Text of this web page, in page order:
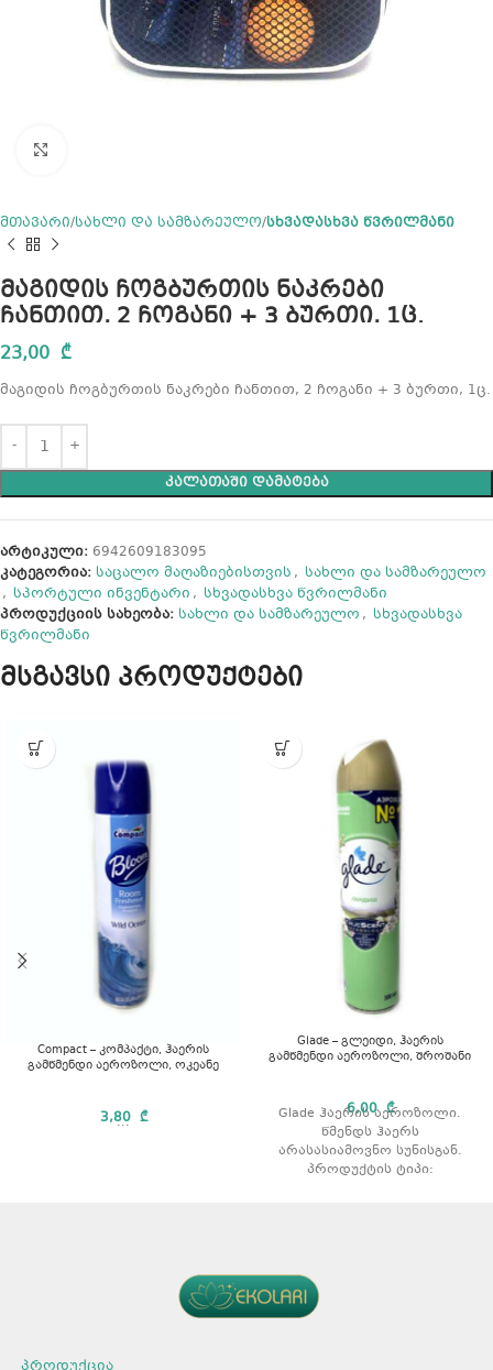
მთავარი სახლი და სამზარეულო სხვადასხვა წვრილმანი
მაგიდის ჩოგბურთის ნაკრები
ჩანთით, 2 ჩოგანი + 3 ბურთი, 1ც.
23,00 ₾
მაგიდის ჩოგბურთის ნაკრები ჩანთით, 2 ჩოგანი + 3 ბურთი, 1ც.
ᲙᲐᲚᲐᲗᲐᲨᲘ ᲓᲐᲛᲐᲢᲔᲑᲐ
არტიკული: 6942609183095
კატეგორია: საცალო მაღაზიებისთვის , სახლი და სამზარეულო
, სპორტული ინვენტარი , სხვადასხვა წვრილმანი
პროდუქციის სახეობა: სახლი და სამზარეულო , სხვადასხვა
წვრილმანი
მსგავსი პროდუქტები
Compact – კომპაქტი, ჰაერის
გამწმენდი აეროზოლი, ოკეანე
3,80 ₾
...
Glade – გლეიდი, ჰაერის
გამწმენდი აეროზოლი, შროშანი
6,00₾
Glade ჰაერის აეროზოლი.
წმენდს ჰაერს
არასასიამოვნო სუნისგან.
პროდუქტის ტიპი: